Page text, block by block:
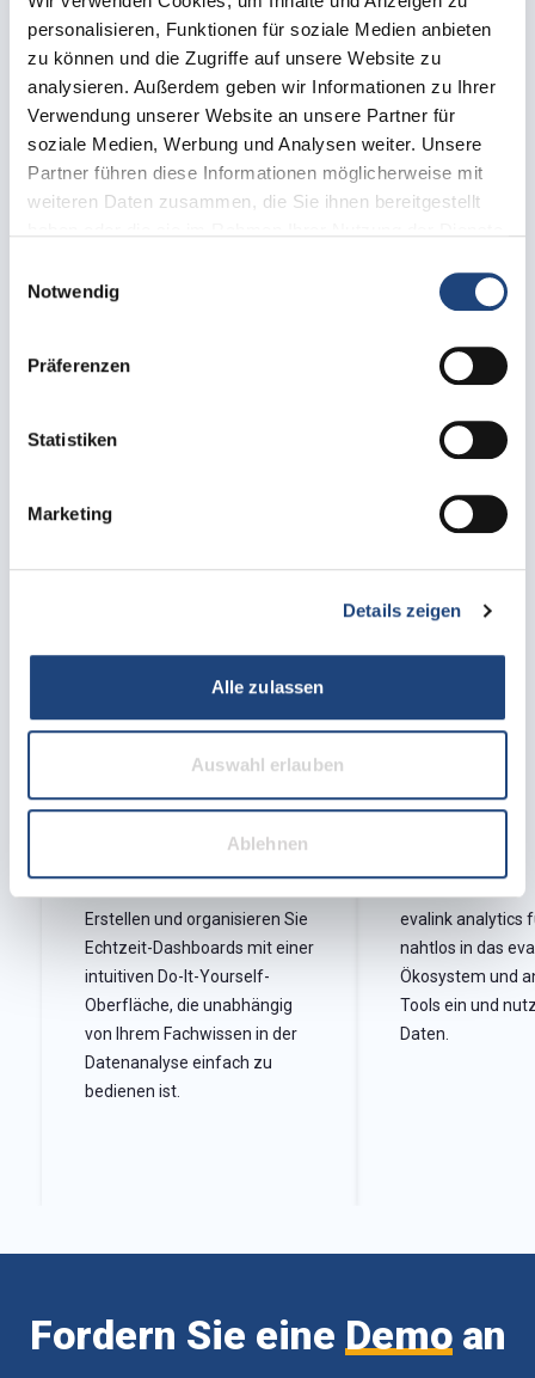
personalisieren, Funktionen für soziale Medien anbieten
zu können und die Zugriffe auf unsere Website zu
analysieren. Außerdem geben wir Informationen zu Ihrer
Verwendung unserer Website an unsere Partner für
soziale Medien, Werbung und Analysen weiter. Unsere
Partner führen diese Informationen möglicherweise mit
weiteren Daten zusammen, die Sie ihnen bereitgestellt
Notwendig
Präferenzen
Statistiken
Marketing
Details zeigen
Alle zulassen
Auswahl erlauben
Ablehnen
Werden Sie ein maßgeschneidertes
Überwachungszentrum
Ermächtigen Sie sowohl Bediener als auch Kunden
und etablieren Sie Ihre Position als innovativer
Marktführer in der Branche.
Verbesserungen und Optimierungen vorzunehmen.
Generieren Sie wiederkehrende Einnahmen
Erzielen Sie wiederkehrende Einnahmen und erreichen
Sie neue Märkte, indem Sie evalink analytics-as-a-
Service anbieten.
Kundenzufriedenheit und Loyalität stärken
Zeigen Sie Proaktivität und Reaktionsfähigkeit mit
speziellen, anpassbaren Berichten, die auf die
Anpassbar
Erstellen und organisieren Sie
Echtzeit-Dashboards mit einer
intuitiven Do-It-Yourself-
Oberfläche, die unabhängig
von Ihrem Fachwissen in der
Datenanalyse einfach zu
bedienen ist.
Integriert
evalink analytics
nahtlos in das
Ökosystem und
Tools ein und
Daten.
Fordern Sie eine Demoan